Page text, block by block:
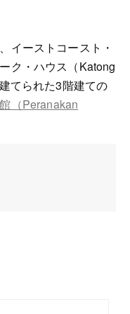
イーストコースト・
ク・ハウス（Katong
てられた3階建ての
（Peranakan